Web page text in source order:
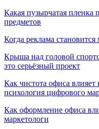
Какая пузырчатая пленка
предметов
Когда реклама
Крыша над головой
это серьёзный проект
Как чистота офиса влияет
психология цифрового
Как оформление офиса
маркетологи